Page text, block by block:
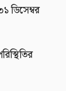
ডিসেম্বর